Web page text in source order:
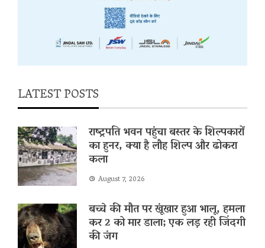
LATEST POSTS
राष्ट्रपति भवन पहुंचा बस्तर के शिल्पकारों
का हुनर, क्या है लौह शिल्प और ढोकरा
कला
August 7, 2026
बच्चे की मौत पर खूंखार हुआ भालू, हमला
कर 2 को मार डाला; एक लड़ रही जिंदगी
की जंग